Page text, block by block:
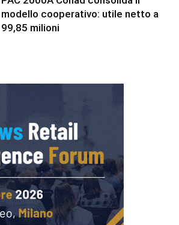
modello cooperativo: utile netto a
99,85 milioni